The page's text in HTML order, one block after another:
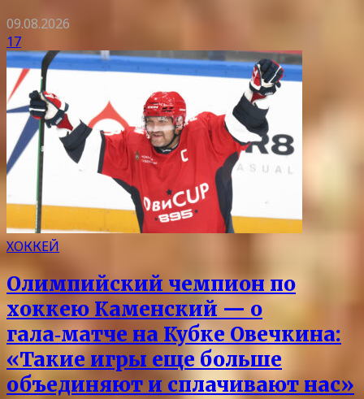
09.08.2026
17
ХОККЕЙ
Олимпийский чемпион по
хоккею Каменский — о
гала‑матче на Кубке Овечкина:
«Такие игры еще больше
объединяют и сплачивают нас»